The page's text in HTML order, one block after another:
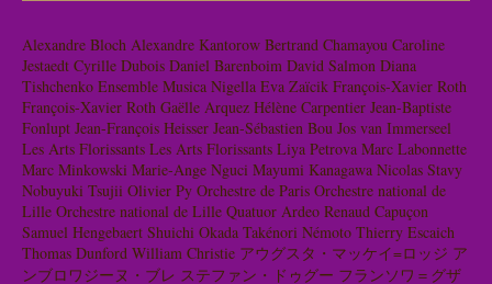
Alexandre Bloch Alexandre Kantorow Bertrand Chamayou Caroline
Jestaedt Cyrille Dubois Daniel Barenboim David Salmon Diana
Tishchenko Ensemble Musica Nigella Eva Zaïcik François-Xavier Roth
François-Xavier Roth Gaëlle Arquez Hélène Carpentier Jean-Baptiste
Fonlupt Jean-François Heisser Jean-Sébastien Bou Jos van Immerseel
Les Arts Florissants Les Arts Florissants Liya Petrova Marc Labonnette
Marc Minkowski Marie-Ange Nguci Mayumi Kanagawa Nicolas Stavy
Nobuyuki Tsujii Olivier Py Orchestre de Paris Orchestre national de
Lille Orchestre national de Lille Quatuor Ardeo Renaud Capuçon
Samuel Hengebaert Shuichi Okada Takénori Némoto Thierry Escaich
Thomas Dunford William Christie アウグスタ・マッケイ=ロッジ ア
ンブロワジーヌ・ブレ ステファン・ドゥグー フランソワ＝グザ